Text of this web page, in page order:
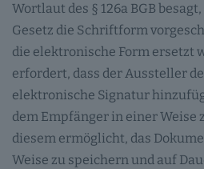
Wortlaut des § 126a BGB
Gesetz die Schriftform
die elektronische Form ersetzt
erfordert, dass der Aussteller
elektronische Signatur
dem Empfänger in einer Weise
diesem ermöglicht, das
Weise zu speichern und auf